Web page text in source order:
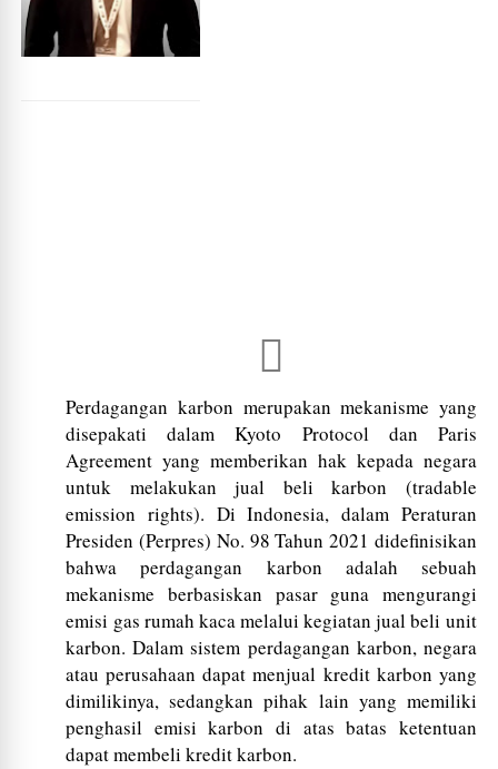
Perdagangan karbon merupakan mekanisme yang
disepakati dalam Kyoto Protocol dan Paris
Agreement yang memberikan hak kepada negara
untuk melakukan jual beli karbon (tradable
emission rights). Di Indonesia, dalam Peraturan
Presiden (Perpres) No. 98 Tahun 2021 didefinisikan
bahwa perdagangan karbon adalah sebuah
mekanisme berbasiskan pasar guna mengurangi
emisi gas rumah kaca melalui kegiatan jual beli unit
karbon. Dalam sistem perdagangan karbon, negara
atau perusahaan dapat menjual kredit karbon yang
dimilikinya, sedangkan pihak lain yang memiliki
penghasil emisi karbon di atas batas ketentuan
dapat membeli kredit karbon.